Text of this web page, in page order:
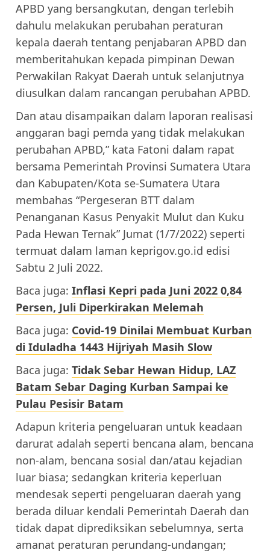
APBD yang bersangkutan, dengan terlebih
dahulu melakukan perubahan peraturan
kepala daerah tentang penjabaran APBD dan
memberitahukan kepada pimpinan Dewan
Perwakilan Rakyat Daerah untuk selanjutnya
diusulkan dalam rancangan perubahan APBD.
Dan atau disampaikan dalam laporan realisasi
anggaran bagi pemda yang tidak melakukan
perubahan APBD,” kata Fatoni dalam rapat
bersama Pemerintah Provinsi Sumatera Utara
dan Kabupaten/Kota se-Sumatera Utara
membahas “Pergeseran BTT dalam
Penanganan Kasus Penyakit Mulut dan Kuku
Pada Hewan Ternak” Jumat (1/7/2022) seperti
termuat dalam laman keprigov.go.id edisi
Sabtu 2 Juli 2022.
Baca juga: Inflasi Kepri pada Juni 2022 0,84
Persen, Juli Diperkirakan Melemah
Baca juga: Covid-19 Dinilai Membuat Kurban
di Iduladha 1443 Hijriyah Masih Slow
Baca juga: Tidak Sebar Hewan Hidup, LAZ
Batam Sebar Daging Kurban Sampai ke
Pulau Pesisir Batam
Adapun kriteria pengeluaran untuk keadaan
darurat adalah seperti bencana alam, bencana
non-alam, bencana sosial dan/atau kejadian
luar biasa; sedangkan kriteria keperluan
mendesak seperti pengeluaran daerah yang
berada diluar kendali Pemerintah Daerah dan
tidak dapat diprediksikan sebelumnya, serta
amanat peraturan perundang-undangan;